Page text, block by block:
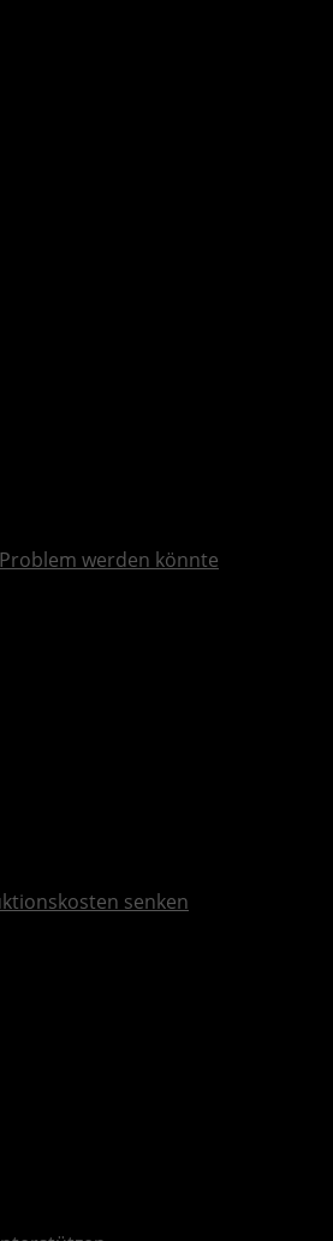
werden könnte
senken